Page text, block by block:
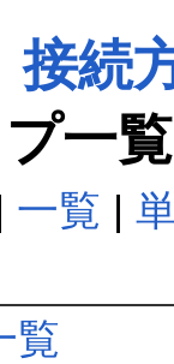
接続
一覧
一覧 |
覧